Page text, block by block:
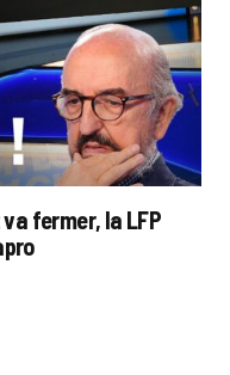
fermer, la LFP